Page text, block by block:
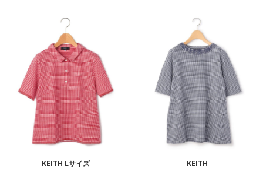
KEITH Lサイズ
KEITH